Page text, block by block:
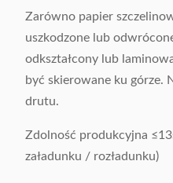
Zarówno papier
uszkodzone lub
odkształcony lub
być skierowane ku górze.
drutu.
Zdolność produkcyjna
załadunku / rozładunku)